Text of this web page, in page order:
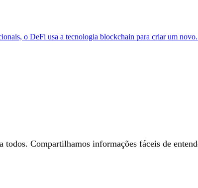
o DeFi usa a tecnologia blockchain para criar um
Compartilhamos informações fáceis de